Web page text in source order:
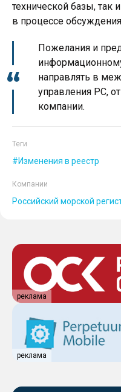
технической базы, так
в процессе
Пожелания и
направлять в
управления РС,
компании.
Теги
Изменения в реестр
Компании
Российский морской
реклама
реклама